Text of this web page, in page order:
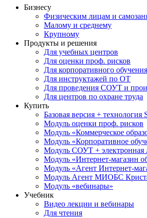
Бизнесу
Физическим лицам и
Малому и среднему
Крупному
Продукты и решения
Для учебных центров
Для оценки проф. рисков
Для корпоративного обучения
Для инструктажей по ОТ
Для проведения СОУТ и
Для центров по охране труда
Купить
Базовая версия + технология
Модуль оценки проф. рисков
Модуль «Коммерческое
Модуль «Корпоративное
Модуль СОУТ + электронная
Модуль «Интернет-магазин
Модуль «Агент Интернет-
Модуль Агент МИОБС
Модуль «вебинары»
Учебник
Видео лекции и вебинары
Для чтения